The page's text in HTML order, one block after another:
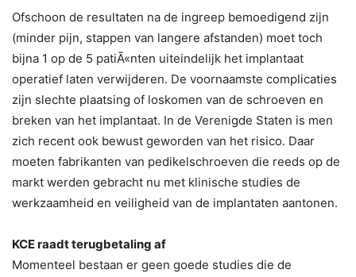
Ofschoon de resultaten na de ingreep bemoedigend zijn
(minder pijn, stappen van langere afstanden) moet toch
bijna 1 op de 5 patiÃ«nten uiteindelijk het implantaat
operatief laten verwijderen. De voornaamste complicaties
zijn slechte plaatsing of loskomen van de schroeven en
breken van het implantaat. In de Verenigde Staten is men
zich recent ook bewust geworden van het risico. Daar
moeten fabrikanten van pedikelschroeven die reeds op de
markt werden gebracht nu met klinische studies de
werkzaamheid en veiligheid van de implantaten aantonen.
KCE raadt terugbetaling af
Momenteel bestaan er geen goede studies die de